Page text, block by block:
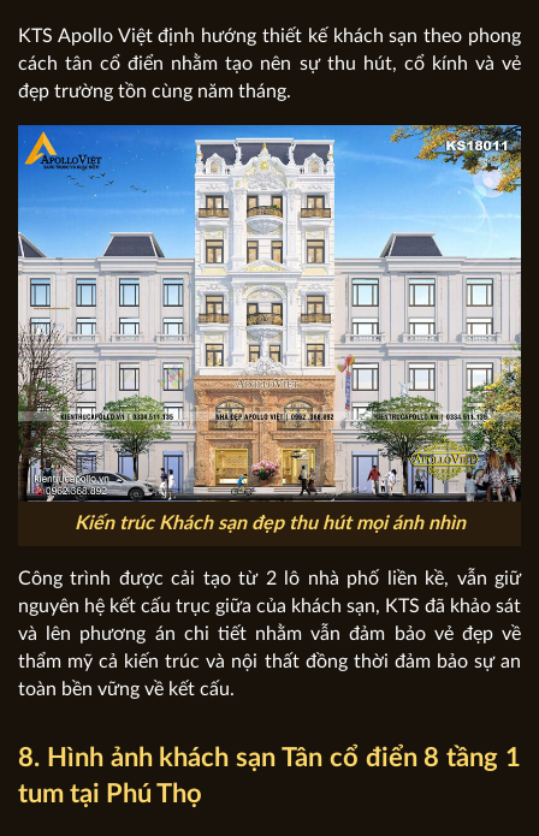
KTS Apollo Việt định hướng thiết kế khách sạn theo phong
cách tân cổ điển nhằm tạo nên sự thu hút, cổ kính và vẻ
đẹp trường tồn cùng năm tháng.
Kiến trúc Khách sạn đẹp thu hút mọi ánh nhìn
Công trình được cải tạo từ 2 lô nhà phố liền kề, vẫn giữ
nguyên hệ kết cấu trục giữa của khách sạn, KTS đã khảo sát
và lên phương án chi tiết nhằm vẫn đảm bảo vẻ đẹp về
thẩm mỹ cả kiến trúc và nội thất đồng thời đảm bảo sự an
toàn bền vững về kết cấu.
8. Hình ảnh khách sạn Tân cổ điển 8 tầng 1
tum tại Phú Thọ